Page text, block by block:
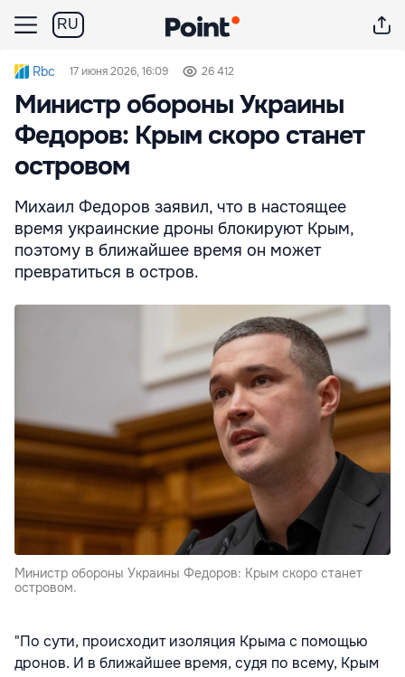
RU
Rbc 17 июня 2026, 16:09 26 412
Министр обороны Украины
Федоров: Крым скоро станет
островом
Михаил Федоров заявил, что в настоящее
время украинские дроны блокируют Крым,
поэтому в ближайшее время он может
превратиться в остров.
Министр обороны Украины Федоров: Крым скоро станет
островом.
"По сути, происходит изоляция Крыма с помощью
дронов. И в ближайшее время, судя по всему, Крым